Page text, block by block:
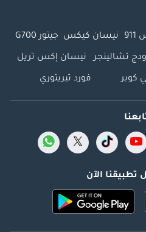
نيسان كيكس جيتور G700
تشالينجر نيسان إكس تريل
كوبر فورد تيريتوري
تطبيقنا الآن